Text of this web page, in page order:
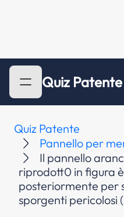
Quiz
Quiz Patente
Pannello per
Il pannello
riprodott0 in figura
posteriormente per
sporgenti pericolosi